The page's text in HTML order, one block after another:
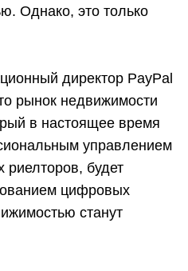
Однако, это только
директор PayPal
рынок недвижимости
в настоящее время
управлением
риелторов, будет
цифровых
станут